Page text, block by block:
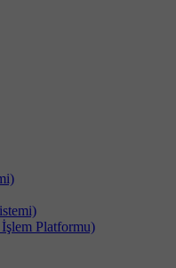
Platformu)